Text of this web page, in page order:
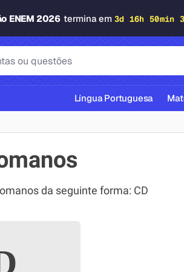
ENEM 2026 termina em 3d 16h 50min
ABNT
Língua Portuguesa
da seguinte forma: CD